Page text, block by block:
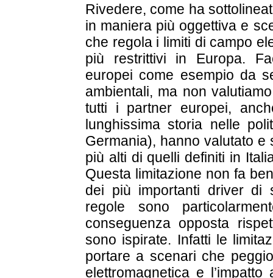
Rivedere, come ha
in maniera più oggettiva e
che regola i limiti di campo
più restrittivi in Europa.
europei come esempio da
ambientali, ma non
tutti i partner europei,
lunghissima storia nelle
Germania), hanno valutato e
più alti di quelli definiti in
Questa limitazione non fa
dei più importanti driver di
regole sono
conseguenza opposta
sono ispirate. Infatti le
portare a scenari che
elettromagnetica e